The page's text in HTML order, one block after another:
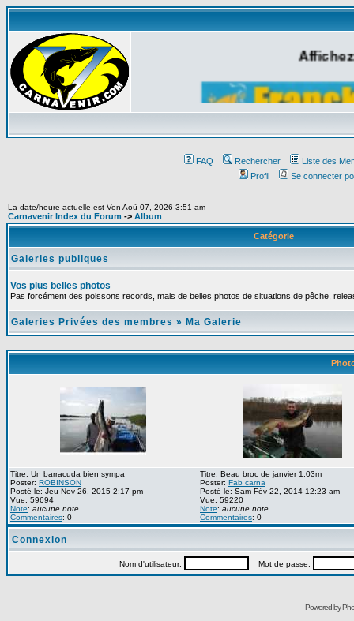
FAQ Rechercher
Liste des
Profil
Se connecter
La date/heure actuelle est Ven Aoû 07, 2026 3:51 am
Carnavenir Index du Forum -> Album
Catégorie
Galeries publiques
Vos plus belles photos
Pas forcément des poissons records, mais de belles photos de situations de pêche,
Galeries Privées des membres » Ma Galerie
Titre: Un barracuda bien sympa
Poster: ROBINSON
Posté le: Jeu Nov 26, 2015 2:17 pm
Vue: 59694
Note: aucune note
Commentaires: 0
Titre: Beau broc de janvier 1.03m
Poster: Fab carna
Posté le: Sam Fév 22, 2014 12:23 am
Vue: 59220
Note: aucune note
Commentaires: 0
Connexion
Nom d'utilisateur: Mot de passe:
Powered by